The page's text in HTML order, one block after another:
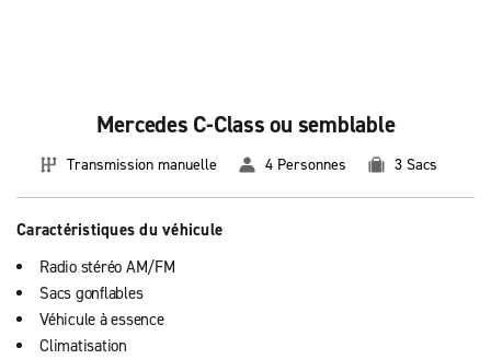
Mercedes C-Class ou semblable
Transmission manuelle 4 Personnes 3 Sacs
Caractéristiques du véhicule
Radio stéréo AM/FM
Sacs gonflables
Véhicule à essence
Climatisation